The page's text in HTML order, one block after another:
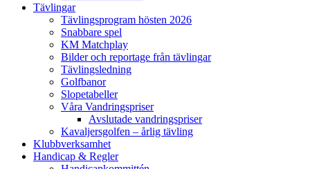
Tävlingar
Tävlingsprogram hösten 2026
Snabbare spel
KM Matchplay
Bilder och reportage från tävlingar
Tävlingsledning
Golfbanor
Slopetabeller
Våra Vandringspriser
Avslutade vandringspriser
Kavaljersgolfen – årlig tävling
Klubbverksamhet
Handicap & Regler